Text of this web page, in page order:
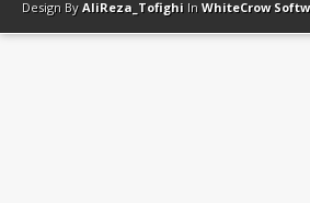
Design By AliReza_Tofighi In WhiteCrow